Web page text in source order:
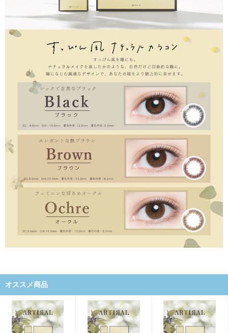
オススメ商品